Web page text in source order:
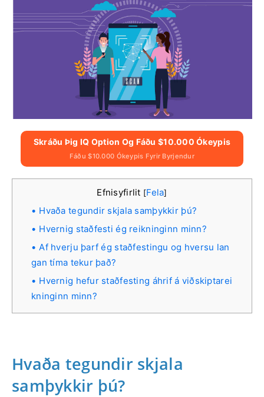
Skráðu Þig IQ Option Og Fáðu $10.000 Ókeypis
Fáðu $10.000 Ókeypis Fyrir Byrjendur
Efnisyfirlit [Fela]
Hvaða tegundir skjala samþykkir þú?
Hvernig staðfesti ég reikninginn minn?
Af hverju þarf ég staðfestingu og hversu lan
gan tíma tekur það?
Hvernig hefur staðfesting áhrif á viðskiptarei
kninginn minn?
Hvaða tegundir skjala
samþykkir þú?